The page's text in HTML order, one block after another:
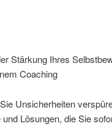
Stärkung Ihres
Coaching
Unsicherheiten
Lösungen, die Sie